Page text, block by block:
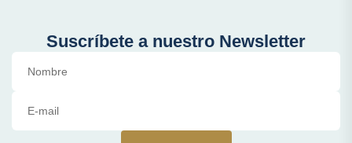
Suscríbete a nuestro Newsletter